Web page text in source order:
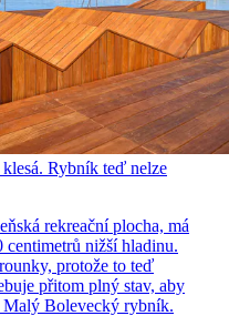
Rybník teď nelze
rekreační plocha, má
nižší hladinu.
protože to teď
přitom plný stav, aby
Malý Bolevecký rybník.